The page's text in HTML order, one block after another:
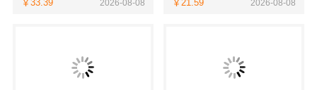
￥33.39 2026-08-08 ￥21.59 2026-08-08